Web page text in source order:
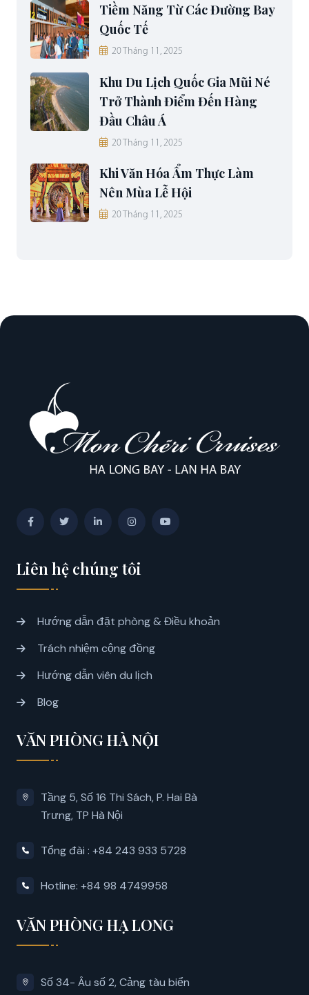
Tiềm Năng Từ Các Đường Bay
Quốc Tế
20 Tháng 11, 2025
Khu Du Lịch Quốc Gia Mũi Né
Trở Thành Điểm Đến Hàng
Đầu Châu Á
20 Tháng 11, 2025
Khi Văn Hóa Ẩm Thực Làm
Nên Mùa Lễ Hội
20 Tháng 11, 2025
Liên hệ chúng tôi
Hướng dẫn đặt phòng & Điều khoản
Trách nhiệm cộng đồng
Hướng dẫn viên du lịch
Blog
VĂN PHÒNG HÀ NỘI
Tầng 5, Số 16 Thi Sách, P. Hai Bà
Trưng, ​​TP Hà Nội
Tổng đài : +84 243 933 5728
Hotline: +84 98 4749958
VĂN PHÒNG HẠ LONG
Số 34- Âu số 2, Cảng tàu biển